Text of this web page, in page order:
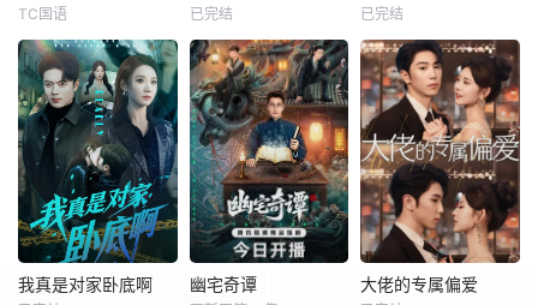
TC国语 已完结 已完结
我真是对家卧底啊 幽宅奇谭 大佬的专属偏爱